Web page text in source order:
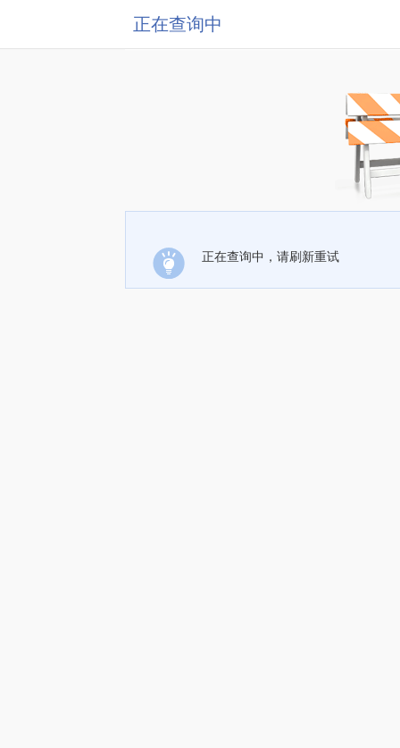
正在查询中
正在查询中，请刷新重试